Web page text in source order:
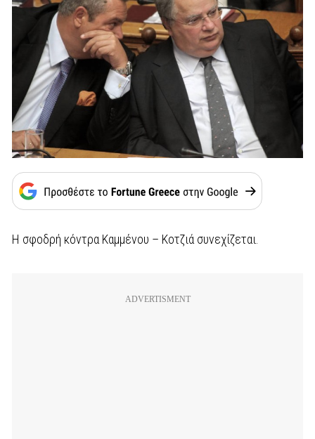
Η σφοδρή κόντρα Καμμένου – Κοτζιά συνεχίζεται.